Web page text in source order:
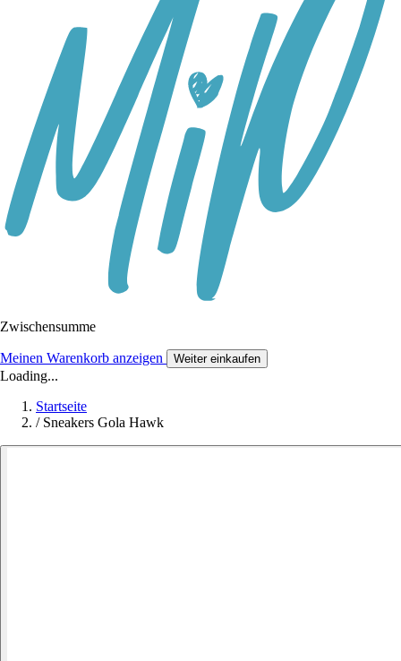
Zwischensumme
Meinen Warenkorb anzeigen Weiter einkaufen
Loading...
Startseite
/ Sneakers Gola Hawk